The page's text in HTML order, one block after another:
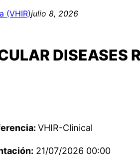
(VHIR)julio 8, 2026
DISEASES
VHIR-Clinical
21/07/2026 00:00